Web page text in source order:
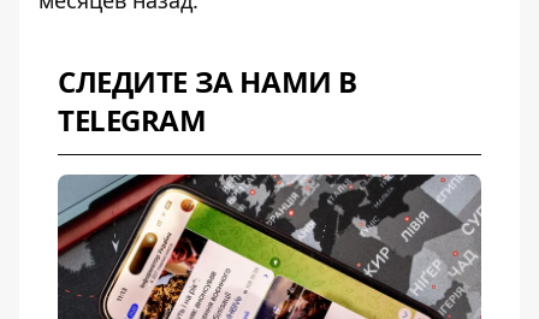
СЛЕДИТЕ ЗА НАМИ В
TELEGRAM